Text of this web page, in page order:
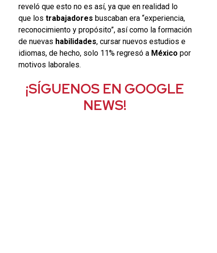
reveló que esto no es así, ya que en realidad lo
que los trabajadores buscaban era “experiencia,
reconocimiento y propósito”, así como la formación
de nuevas habilidades, cursar nuevos estudios e
idiomas, de hecho, solo 11% regresó a México por
motivos laborales.
¡SÍGUENOS EN GOOGLE
NEWS!